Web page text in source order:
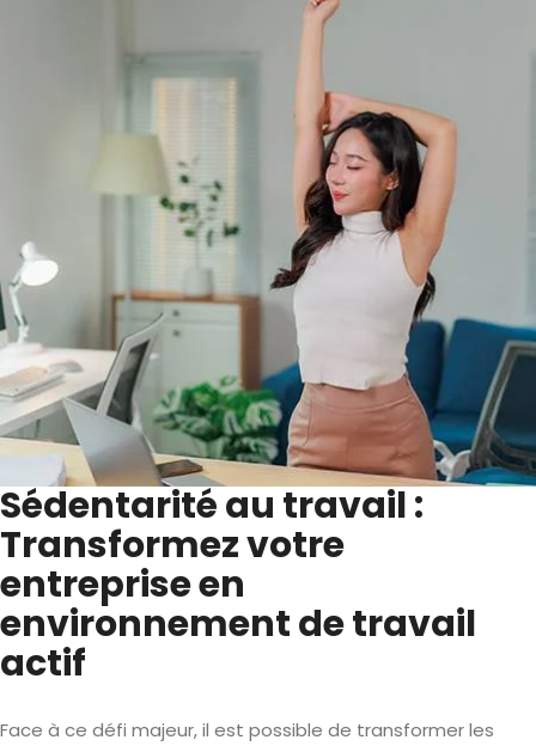
Sédentarité au travail :
Transformez votre
entreprise en
environnement de travail
actif
Face à ce défi majeur, il est possible de transformer les